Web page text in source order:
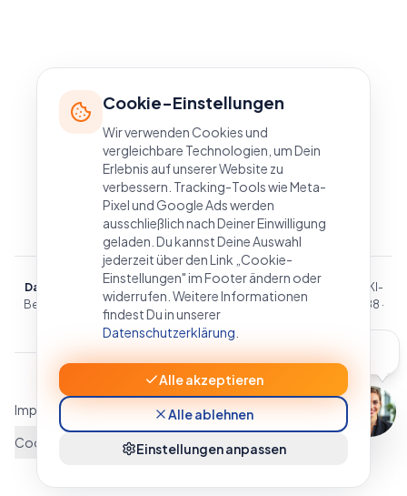
Daniel Müller
— CEO Liebe Zeitarbeit · Experte, Berater, Coach & KI-
Berater für Zeitarbeit und Personaldienstleistung · BAFA-ID 213388 ·
Witten, Nordrhein-Westfalen · DACH-Raum
©
Liebe Zeitarbeit. Alle Rechte vorbehalten.
Impressum
DatenschutzAGBWiderrufCookie-Richtlinie
Cookie-Einstellungen
Cookie-Einstellungen
Wir verwenden Cookies und
vergleichbare Technologien, um Dein
Erlebnis auf unserer Website zu
verbessern. Tracking-Tools wie Meta-
Pixel und Google Ads werden
ausschließlich nach Deiner Einwilligung
geladen. Du kannst Deine Auswahl
jederzeit über den Link „Cookie-
Einstellungen" im Footer ändern oder
widerrufen. Weitere Informationen
findest Du in unserer
Datenschutzerklärung
Alle akzeptieren
Alle ablehnen
Einstellungen anpassen